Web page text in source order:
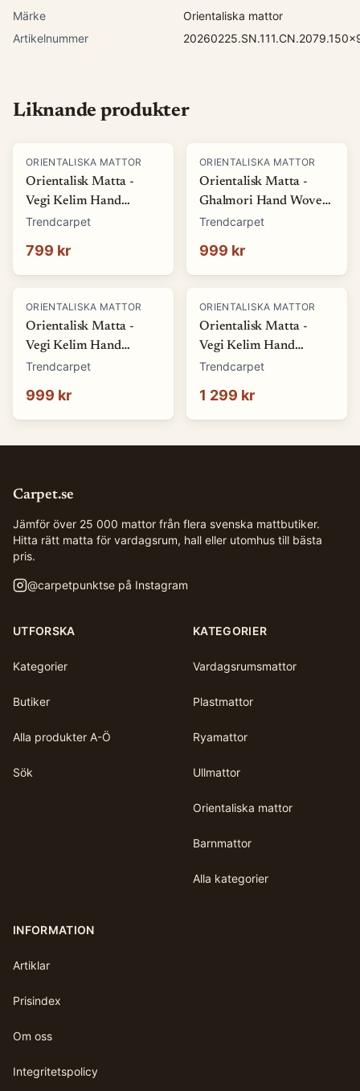
Märke
Orientaliska mattor
Artikelnummer
Liknande produkter
ORIENTALISKA MATTOR
Orientalisk Matta -
Vegi Kelim Hand
Woven - 54 x 86 cm
Trendcarpet
799 kr
ORIENTALISKA MATTOR
Orientalisk Matta -
Ghalmori Hand Woven
- 80 x 108 cm (Storlek:
Trendcarpet
999 kr
ORIENTALISKA MATTOR
Orientalisk Matta -
Vegi Kelim Hand
Woven - 83 x 117 cm
Trendcarpet
999 kr
ORIENTALISKA MATTOR
Orientalisk Matta -
Vegi Kelim Hand
Woven - 86 x 125 cm
Trendcarpet
1 299 kr
Carpet.se
Jämför över 25 000 mattor från flera svenska mattbutiker.
Hitta rätt matta för vardagsrum, hall eller utomhus till bästa
pris.
@carpetpunktse på Instagram
UTFORSKA
Kategorier
Butiker
Alla produkter A-Ö
Sök
KATEGORIER
Vardagsrumsmattor
Plastmattor
Ryamattor
Ullmattor
Orientaliska mattor
Barnmattor
Alla kategorier
INFORMATION
Artiklar
Prisindex
Om oss
Integritetspolicy